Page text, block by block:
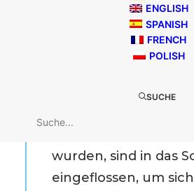
ENGLISH
SPANISH
FRENCH
POLISH
SUCHE
Bei Edale wurde viel
Kernsortiment an
Technologie und
wurden, sind in das
eingeflossen, um